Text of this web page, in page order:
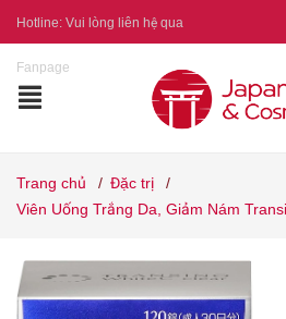
Hotline: Vui lòng liên hệ qua
Fanpage
Trang chủ / Đặc trị
/
Viên Uống Trắng Da, Giảm Nám